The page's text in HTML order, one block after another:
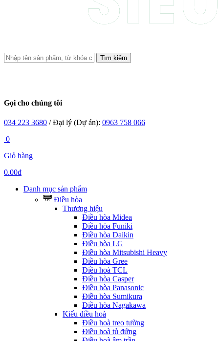
Tìm kiếm
Gọi cho chúng tôi
034 223 3680 / Đại lý (Dự án): 0963 758 066
0
Giỏ hàng
0.00đ
Danh mục sản phẩm
Điều hòa
Thương hiệu
Điều hòa Midea
Điều hòa Funiki
Điều hòa Daikin
Điều hòa LG
Điều hòa Mitsubishi Heavy
Điều hòa Gree
Điều hoà TCL
Điều hòa Casper
Điều hòa Panasonic
Điều hòa Sumikura
Điều hòa Nagakawa
Kiểu điều hoà
Điều hoà treo tường
Điều hoà tủ đứng